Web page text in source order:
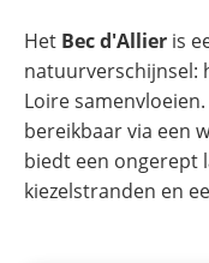
Het Bec d'Allier is
natuurverschijnsel:
Loire
bereikbaar via een
biedt een ongerept
kiezelstranden en